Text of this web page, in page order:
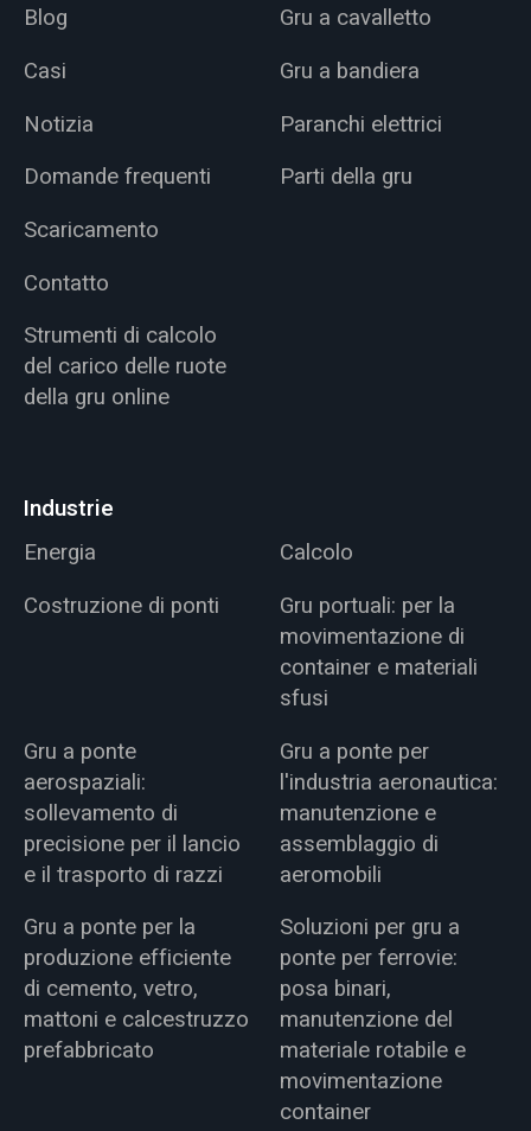
Blog
Casi
Notizia
Domande frequenti
Scaricamento
Contatto
Strumenti di calcolo
del carico delle ruote
della gru online
Gru a cavalletto
Gru a bandiera
Paranchi elettrici
Parti della gru
Industrie
Energia
Calcolo
Costruzione di ponti
Gru portuali: per la
movimentazione di
container e materiali
sfusi
Gru a ponte
aerospaziali:
sollevamento di
precisione per il lancio
e il trasporto di razzi
Gru a ponte per
l'industria aeronautica:
manutenzione e
assemblaggio di
aeromobili
Gru a ponte per la
produzione efficiente
di cemento, vetro,
mattoni e calcestruzzo
prefabbricato
Soluzioni per gru a
ponte per ferrovie:
posa binari,
manutenzione del
materiale rotabile e
movimentazione
container